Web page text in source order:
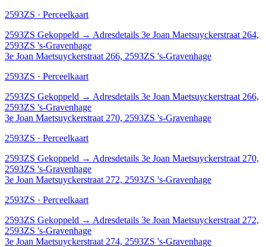
2593ZS · Perceelkaart
2593ZS Gekoppeld → Adresdetails 3e Joan Maetsuyckerstraat 264,
2593ZS 's-Gravenhage
3e Joan Maetsuyckerstraat 266, 2593ZS 's-Gravenhage
2593ZS · Perceelkaart
2593ZS Gekoppeld → Adresdetails 3e Joan Maetsuyckerstraat 266,
2593ZS 's-Gravenhage
3e Joan Maetsuyckerstraat 270, 2593ZS 's-Gravenhage
2593ZS · Perceelkaart
2593ZS Gekoppeld → Adresdetails 3e Joan Maetsuyckerstraat 270,
2593ZS 's-Gravenhage
3e Joan Maetsuyckerstraat 272, 2593ZS 's-Gravenhage
2593ZS · Perceelkaart
2593ZS Gekoppeld → Adresdetails 3e Joan Maetsuyckerstraat 272,
2593ZS 's-Gravenhage
3e Joan Maetsuyckerstraat 274, 2593ZS 's-Gravenhage